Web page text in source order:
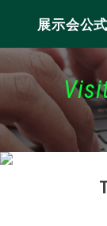
展示会公